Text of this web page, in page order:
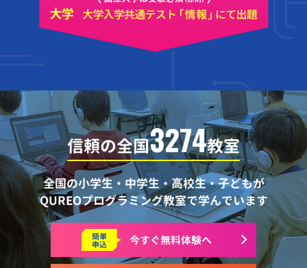
信頼の全国3274教室
全国の小学生・中学生・高校生・子どもが
QUREOプログラミング教室で学んでいます
簡単
申込 今すぐ無料体験へ